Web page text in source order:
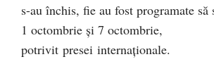
s-au închis, fie au fost programate
1 octombrie și 7 octombrie,
potrivit presei internaționale.